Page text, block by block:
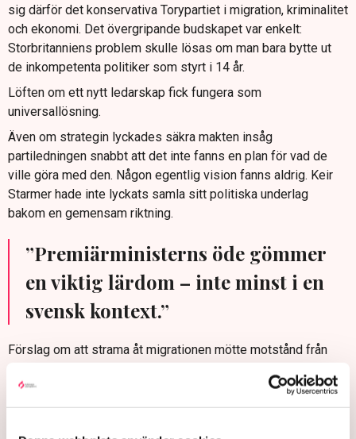
sig därför det konservativa Torypartiet i migration, kriminalitet
och ekonomi. Det övergripande budskapet var enkelt:
Storbritanniens problem skulle lösas om man bara bytte ut
de inkompetenta politiker som styrt i 14 år.
Löften om ett nytt ledarskap fick fungera som
universallösning.
Även om strategin lyckades säkra makten insåg
partiledningen snabbt att det inte fanns en plan för vad de
ville göra med den. Någon egentlig vision fanns aldrig. Keir
Starmer hade inte lyckats samla sitt politiska underlag
bakom en gemensam riktning.
”Premiärministerns öde gömmer
en viktig lärdom – inte minst i en
svensk kontext.”
Förslag om att strama åt migrationen mötte motstånd från
blev aldrig av. Vallöften om att få fart på ekonomin genom
regelförenklingar för småföretagare blev i stället lagstiftning